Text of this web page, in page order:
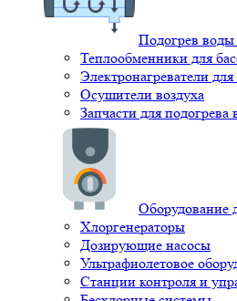
Подогрев
Теплообменники для
Электронагреватели для
Осушители воздуха
Запчасти для подогрева
Оборудование
Хлоргенераторы
Дозирующие насосы
Ультрафиолетовое
Станции контроля и